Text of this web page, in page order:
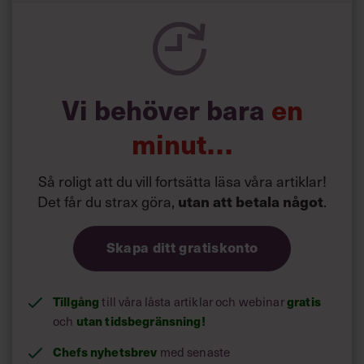
Vi behöver bara en
minut…
Så roligt att du vill fortsätta läsa våra artiklar!
Det får du strax göra, utan att betala något.
Skapa ditt gratiskonto
Tillgångtill våra låsta artiklar och webinargratis
och utan tidsbegränsning!
Chefs nyhetsbrev med senaste